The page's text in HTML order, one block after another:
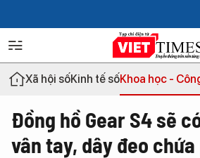
Xã hội sốKinh tế sốKhoa học -
Đồng hồ Gear S4 sẽ
vân tay, dây đeo chứa